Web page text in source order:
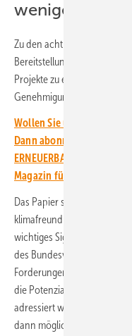
weniger Risiko
Zu den acht Maßnahmen
Bereitstellung vorhandener
Projekte zu ermöglichen, die
Genehmigungsverfahren
Wollen Sie über die
Dann abonnieren Sie
ERNEUERBARE
Magazin für erneuerbare
Das Papier sei „ein richtiger
klimafreundlichen und
wichtiges Signal für die
des Bundesverband
Forderungen der Branche
die Potenziale der
adressiert werden müssen,
dann möglich sein wird,